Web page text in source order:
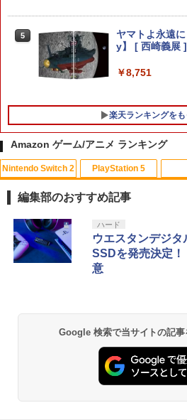
￥7,680
オブ ザ ワイ
ition [NXS-P-
ンセツ ブレス
￥7,710
止/USBキャッ
プ/統一デザイ
ディション対
ブラック
￥2,332
5
【レビュー評
PS5 Pro 冷却
ライト USB付
プレステ5スリ
対応 PS5 周辺
￥1,803
5
ヤマトよ永遠
y】 [ 西崎義展 ]
￥8,751
楽天ランキングを
Amazon ゲーム/アニメ ランキング
Nintendo Switch 2
スプラトゥーン
コード版
スプラトゥー
PlayStation 5
PlayStation 5
日本語専用
ese only (CFI-
Beast of
プロダクトコ
￥7,286
【純正品】
ラー + USB-
Xbox プリペイ
ルコード 【旧
ンラインコー
￥5,000
【
第三章 蛇神
ナル三方背収
(オリジナル特
￥10,780
劇場版「鬼滅の
窩座再来 通常
編集部のおすすめ記事
ハード
ウエスタンデジ
SSDを発売決定
意
Google 検索で当サイトの記